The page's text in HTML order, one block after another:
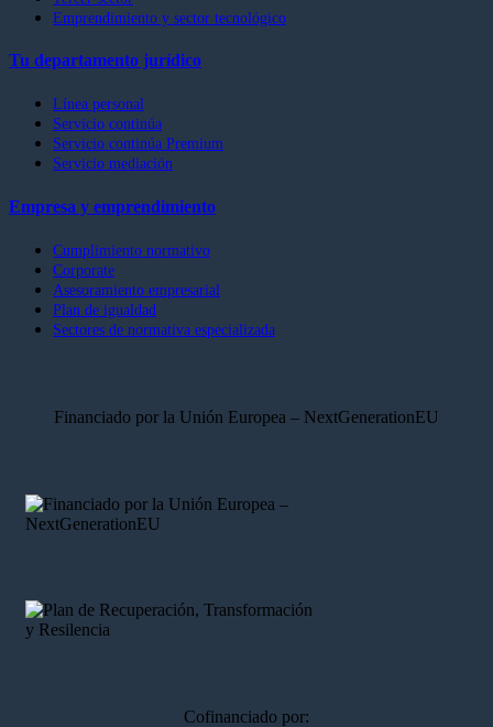
Emprendimiento y sector tecnológico
Tu departamento jurídico
Línea personal
Servicio continúa
Servicio continúa Premium
Servicio mediación
Empresa y emprendimiento
Cumplimiento normativo
Corporate
Asesoramiento empresarial
Plan de igualdad
Sectores de normativa especializada
Financiado por la Unión Europea – NextGenerationEU
Cofinanciado por: